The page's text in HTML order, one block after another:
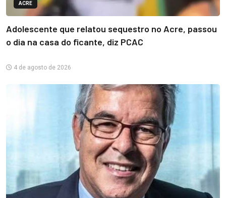
ACRE
Adolescente que relatou sequestro no Acre, passou
o dia na casa do ficante, diz PCAC
4 de agosto de 2026